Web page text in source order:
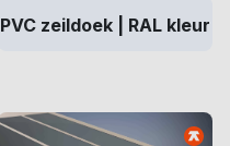
PVC zeildoek | RAL kleur